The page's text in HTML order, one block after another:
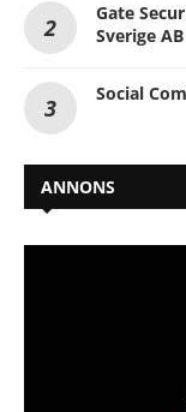
Gate
Sverige AB
Social
ANNONS